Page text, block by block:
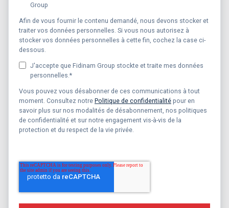
Group
Afin de vous fournir le contenu demandé, nous devons stocker et
traiter vos données personnelles. Si vous nous autorisez à
stocker vos données personnelles à cette fin, cochez la case ci-
dessous.
J'accepte que Fidinam Group stockte et traite mes données
personnelles. *
Vous pouvez vous désabonner de ces communications à tout
moment. Consultez notre Politique de confidentialité pour en
savoir plus sur nos modalités de désabonnement, nos politiques
de confidentialité et sur notre engagement vis-à-vis de la
protection et du respect de la vie privée.